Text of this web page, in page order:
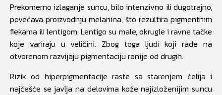
Prekomerno izlaganje suncu, bilo intenzivno ili dugotrajno,
povećava proizvodnju melanina, što rezultira pigmentnim
flekama ili lentigom. Lentigo su male, okrugle i ravne tačke
koje variraju u veličini. Zbog toga ljudi koji rade na
otvorenom razvijaju pigmentaciju ranije od drugih.
Rizik od hiperpigmentacije raste sa starenjem ćelija i
najčešće se javlja na delovima kože najizloženijim suncu